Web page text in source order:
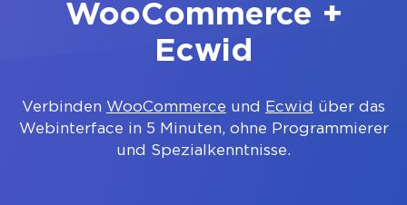
WooCommerce +
Ecwid
Verbinden WooCommerce und Ecwid über das
Webinterface in 5 Minuten, ohne Programmierer
und Spezialkenntnisse.